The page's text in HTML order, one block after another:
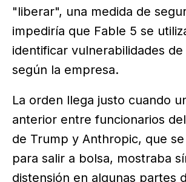
"liberar", una medida de
impediría que Fable 5 se
identificar vulnerabilidades
según la empresa.
La orden llega justo cuando
anterior entre funcionarios
de Trump y Anthropic, que
para salir a bolsa, mostraba
distensión en algunas partes